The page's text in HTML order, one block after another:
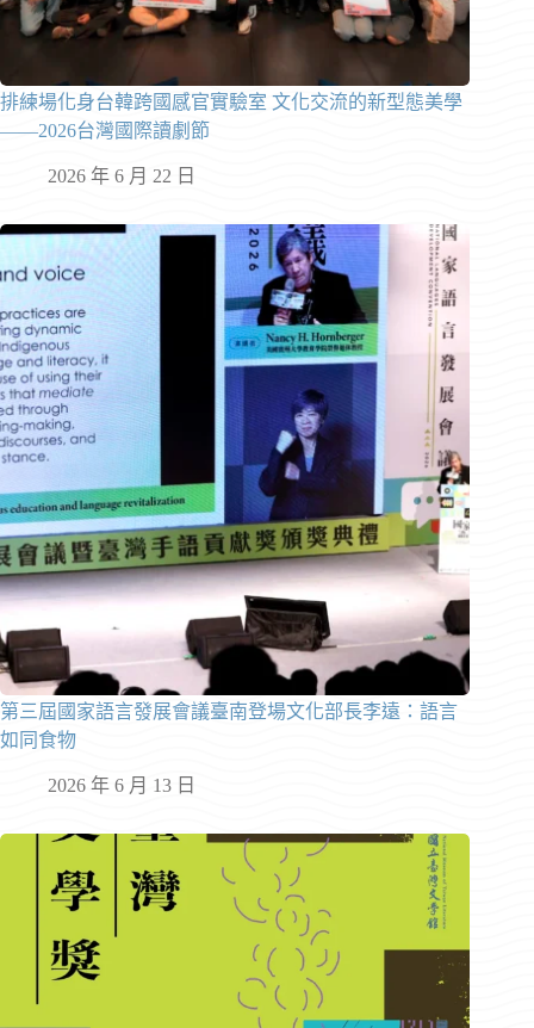
排練場化身台韓跨國感官實驗室 文化交流的新型態美學
——2026台灣國際讀劇節
2026 年 6 月 22 日
第三屆國家語言發展會議臺南登場文化部長李遠：語言
如同食物
2026 年 6 月 13 日